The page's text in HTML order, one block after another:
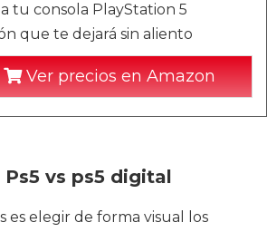
tu consola PlayStation 5
que te dejará sin aliento
Ver precios en Amazon
vs ps5 digital
es elegir de forma visual los